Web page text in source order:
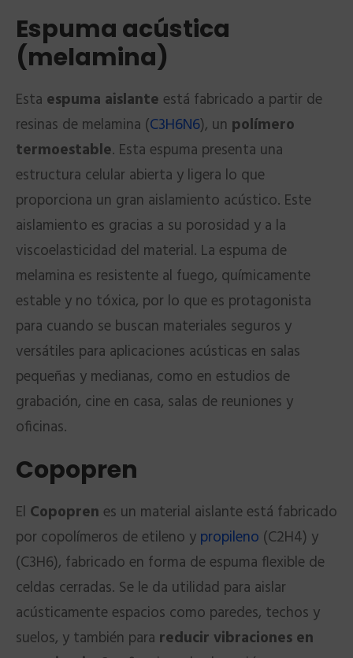
Espuma acústica
(melamina)
Esta espuma aislante está fabricado a partir de
resinas de melamina (C3H6N6), un polímero
termoestable. Esta espuma presenta una
estructura celular abierta y ligera lo que
proporciona un gran aislamiento acústico. Este
aislamiento es gracias a su porosidad y a la
viscoelasticidad del material. La espuma de
melamina es resistente al fuego, químicamente
estable y no tóxica, por lo que es protagonista
para cuando se buscan materiales seguros y
versátiles para aplicaciones acústicas en salas
pequeñas y medianas, como en estudios de
grabación, cine en casa, salas de reuniones y
oficinas.
Copopren
El Copopren es un material aislante está fabricado
por copolímeros de etileno y propileno (C2H4) y
(C3H6), fabricado en forma de espuma flexible de
celdas cerradas. Se le da utilidad para aislar
acústicamente espacios como paredes, techos y
suelos, y también para reducir vibraciones en